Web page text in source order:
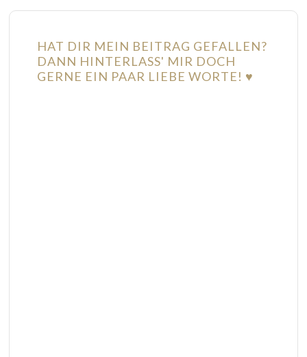
HAT DIR MEIN BEITRAG GEFALLEN?
DANN HINTERLASS' MIR DOCH
GERNE EIN PAAR LIEBE WORTE! ♥